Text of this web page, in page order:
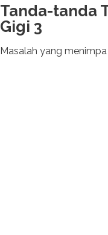
Tanda-tanda
Gigi 3
Masalah yang